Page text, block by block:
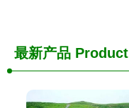
最新产品 Product